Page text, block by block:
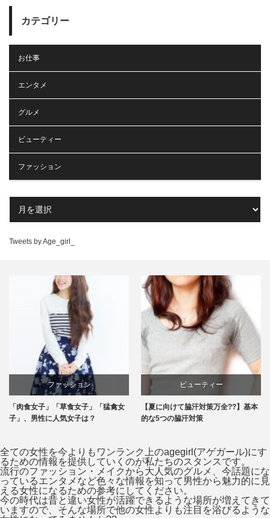
カテゴリー
お仕事
エンタメ
グルメ
ビューティー
ファッション
Tweets by Age_girl_
ファッション
「肉食女子」「草食女子」「猛禽女
子」、男性に人気女子は？
ビューティー
【夏に向けて脇汗対策万全??】基本
的な5つの脇汗対策
全ての女性を今よりもワンランク上のagegirl(アゲガール)にす
るための情報を提供していくのが私たちのスタンスです。
流行のファッション・メイクから大人気のグルメ、今話題にな
っているエンタメなど色々な情報を知って男性から魅力的に見
える女性になるための参考にしてください。
今の時代は昔と違い女性が活躍できるような場所が増えてきて
いますので、そんな場所で他の女性よりも注目を浴びるような